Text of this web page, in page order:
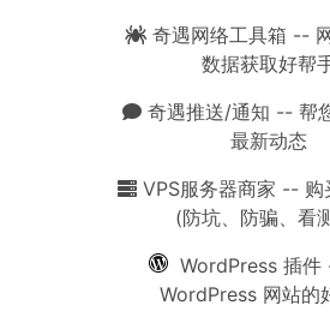
奇遇网络工具箱 --
数据获取好帮
奇遇推送/通知 -- 帮
最新动态
VPS服务器商家 -- 购
(防坑、防骗、看
WordPress 插件
WordPress 网站的